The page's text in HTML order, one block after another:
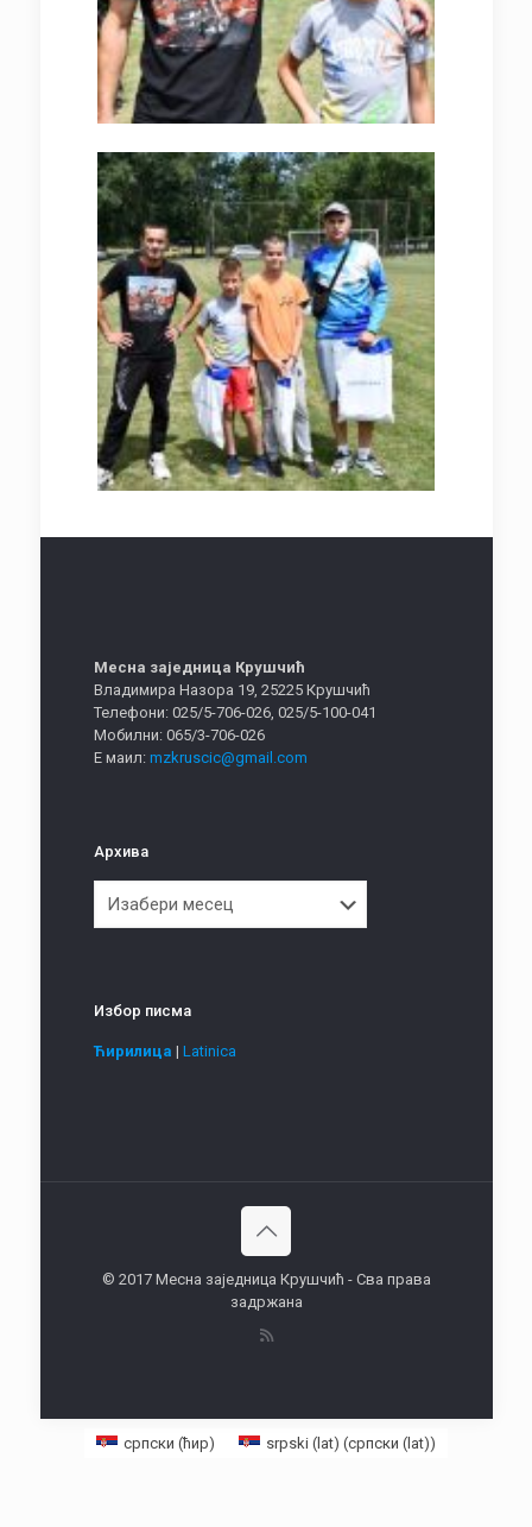
Месна заједница Крушчић
Владимира Назора 19, 25225 Крушчић
Телефони: 025/5-706-026, 025/5-100-041
Мобилни: 065/3-706-026
Е маил: mzkruscic@gmail.com
Архива
Избор писма
Ћирилица | Latinica
© 2017 Месна заједница Крушчић - Сва права
задржана
српски (ћир) srpski (lat) (српски (lat))